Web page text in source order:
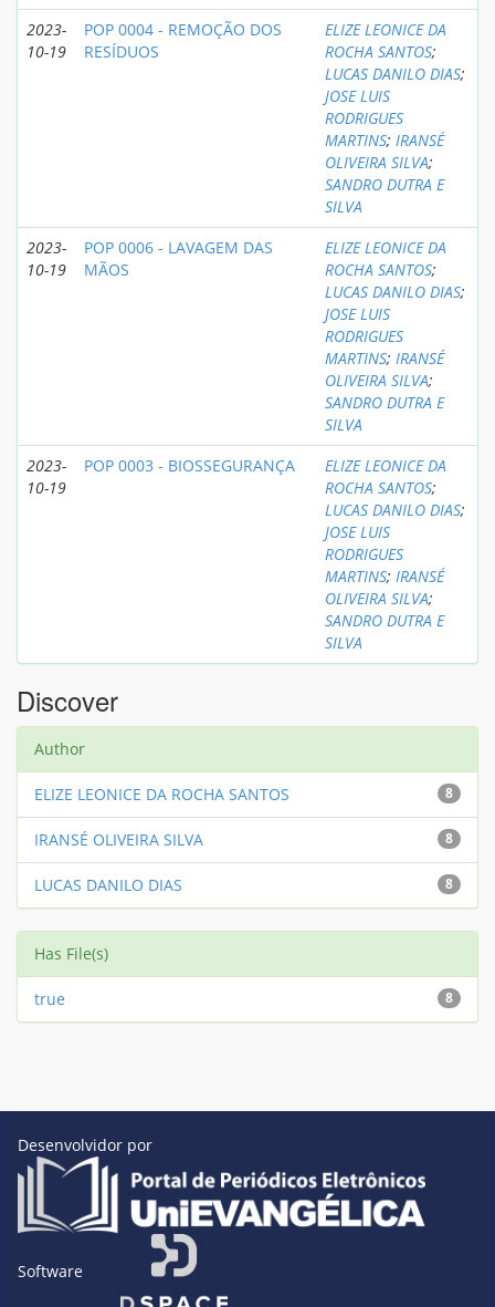
2023-
10-19
POP 0004 - REMOÇÃO DOS
RESÍDUOS
ELIZE LEONICE DA
ROCHA SANTOS;
LUCAS DANILO DIAS;
JOSE LUIS
RODRIGUES
MARTINS; IRANSÉ
OLIVEIRA SILVA;
SANDRO DUTRA E
SILVA
2023-
10-19
POP 0006 - LAVAGEM DAS
MÃOS
ELIZE LEONICE DA
ROCHA SANTOS;
LUCAS DANILO DIAS;
JOSE LUIS
RODRIGUES
MARTINS; IRANSÉ
OLIVEIRA SILVA;
SANDRO DUTRA E
SILVA
2023-
10-19
POP 0003 - BIOSSEGURANÇA
ELIZE LEONICE DA
ROCHA SANTOS;
LUCAS DANILO DIAS;
JOSE LUIS
RODRIGUES
MARTINS; IRANSÉ
OLIVEIRA SILVA;
SANDRO DUTRA E
SILVA
Discover
Author
8
ELIZE LEONICE DA ROCHA SANTOS
8
IRANSÉ OLIVEIRA SILVA
8
LUCAS DANILO DIAS
Has File(s)
8
true
Desenvolvidor por
Software